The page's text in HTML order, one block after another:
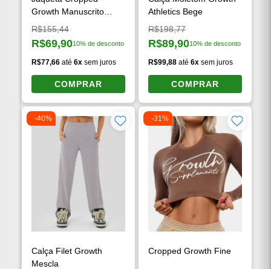
Growth Manuscrito
Branco
Preço original:
R$155,44
Preço à vista:
R$69,9010% de desconto
R$77,66 até6x sem juros
COMPRAR
Athletics Bege
Preço original:
R$198,77
Preço à vista:
R$89,9010% de desconto
R$99,88 até 6x sem juros
COMPRAR
-40%
Calça Filet Growth
Mescla
-31%
Cropped Growth Fine